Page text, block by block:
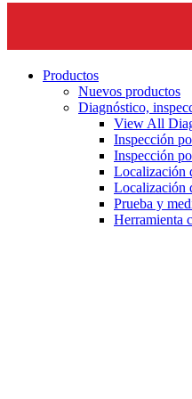
Productos
Nuevos productos
Diagnóstico,
View All
Inspección
Inspección
Localización
Localización
Prueba y
Herramienta